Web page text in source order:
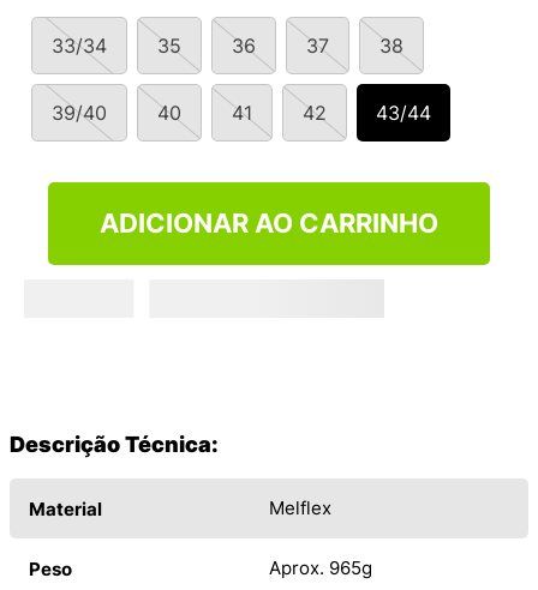
33/34 35 36 37 38
39/40 40 41 42 43/44
ADICIONAR AO CARRINHO
Descrição Técnica:
Material Melflex
Peso Aprox. 965g
10º NEW 530